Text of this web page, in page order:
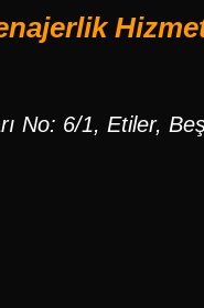
No: 6/1, Etiler,